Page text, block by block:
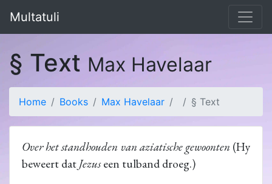
Multatuli
§ Text Max Havelaar
Home Books Max Havelaar § Text
Over het standhouden van aziatische gewoonten(Hy
beweert datJezuseen tulband droeg.)